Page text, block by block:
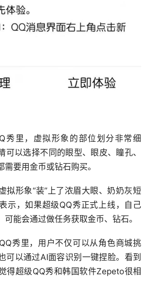
秀里，虚拟形象的部位划分非常细
可以选择不同的眼型、眼皮、瞳孔、
需要用金币或钻石购买。
拟形象“装”上了浓眉大眼、奶奶灰短
示，如果超级QQ秀正式上线，自己
可能会通过做任务获取金币、钻石。
秀里，用户不仅可以从角色商城挑
可以通过AI面容识别一键捏脸。看到
得超级QQ秀和韩国软件Zepeto很相